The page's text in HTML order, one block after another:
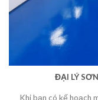
ĐẠI LÝ
Khi bạn có kế hoạch